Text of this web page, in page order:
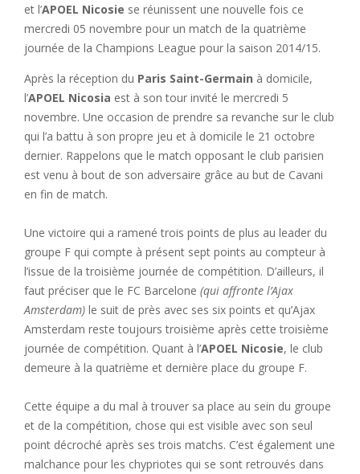
et l’APOEL Nicosie se réunissent une nouvelle fois ce
mercredi 05 novembre pour un match de la quatrième
journée de la Champions League pour la saison 2014/15.
Après la réception du Paris Saint-Germain à domicile,
l’APOEL Nicosia est à son tour invité le mercredi 5
novembre. Une occasion de prendre sa revanche sur le club
qui l’a battu à son propre jeu et à domicile le 21 octobre
dernier. Rappelons que le match opposant le club parisien
est venu à bout de son adversaire grâce au but de Cavani
en fin de match.
Une victoire qui a ramené trois points de plus au leader du
groupe F qui compte à présent sept points au compteur à
l’issue de la troisième journée de compétition. D’ailleurs, il
faut préciser que le FC Barcelone (qui affronte l’Ajax
Amsterdam) le suit de près avec ses six points et qu’Ajax
Amsterdam reste toujours troisième après cette troisième
journée de compétition. Quant à l’APOEL Nicosie, le club
demeure à la quatrième et dernière place du groupe F.
Cette équipe a du mal à trouver sa place au sein du groupe
et de la compétition, chose qui est visible avec son seul
point décroché après ses trois matchs. C’est également une
malchance pour les chypriotes qui se sont retrouvés dans